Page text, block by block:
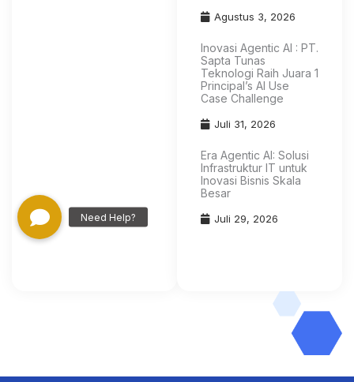
Agustus 3, 2026
Inovasi Agentic AI : PT.
Sapta Tunas
Teknologi Raih Juara 1
Principal’s AI Use
Case Challenge
Juli 31, 2026
Era Agentic AI: Solusi
Infrastruktur IT untuk
Inovasi Bisnis Skala
Besar
Juli 29, 2026